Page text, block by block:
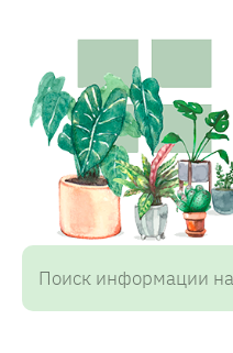
Домашняя
оранжерея